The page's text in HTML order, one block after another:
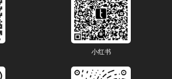
小红书